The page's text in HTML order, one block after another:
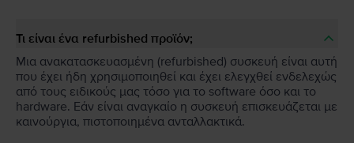
Τι είναι ένα refurbished προϊόν;
Μια ανακατασκευασμένη (refurbished) συσκευή είναι αυτή
που έχει ήδη χρησιμοποιηθεί και έχει ελεγχθεί ενδελεχώς
από τους ειδικούς μας τόσο για το software όσο και το
hardware. Εάν είναι αναγκαίο η συσκευή επισκευάζεται με
καινούργια, πιστοποιημένα ανταλλακτικά.